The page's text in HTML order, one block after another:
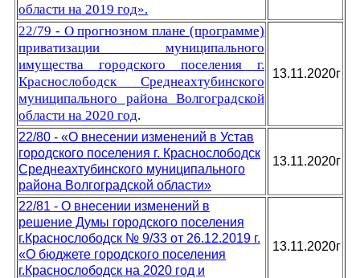
области на 2019 год».
22/79 - О прогнозном плане (программе)
приватизации муниципального
имущества городского поселения г.
Краснослободск Среднеахтубинского
муниципального района Волгоградской
области на 2020 год.
13.11.2020г
22/80 - «О внесении изменений в Устав
городского поселения г. Краснослободск
Среднеахтубинского муниципального
района Волгоградской области»
13.11.2020г
22/81 - О внесении изменений в
решение Думы городского поселения
г.Краснослободск № 9/33 от 26.12.2019 г.
«О бюджете городского поселения
г.Краснослободск на 2020 год и
13.11.2020г